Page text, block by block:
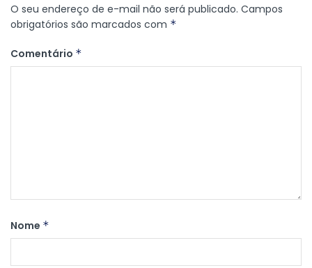
O seu endereço de e-mail não será publicado. Campos
obrigatórios são marcados com *
Comentário *
Nome *